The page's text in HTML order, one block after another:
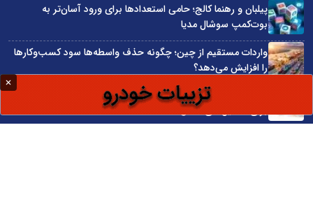
پیلبان و رهنما کالج؛ حامی استعدادها برای ورود آسان‌تر به
بوت‌کمپ سوشال مدیا
واردات مستقیم از چین؛ چگونه حذف واسطه‌ها سود کسب‌وکارها
را افزایش می‌دهد؟
ترند ترین دستبندهای طلا برای تابستان؛ انتخابی ظریف و متفاوت
برای استایل‌های خاص